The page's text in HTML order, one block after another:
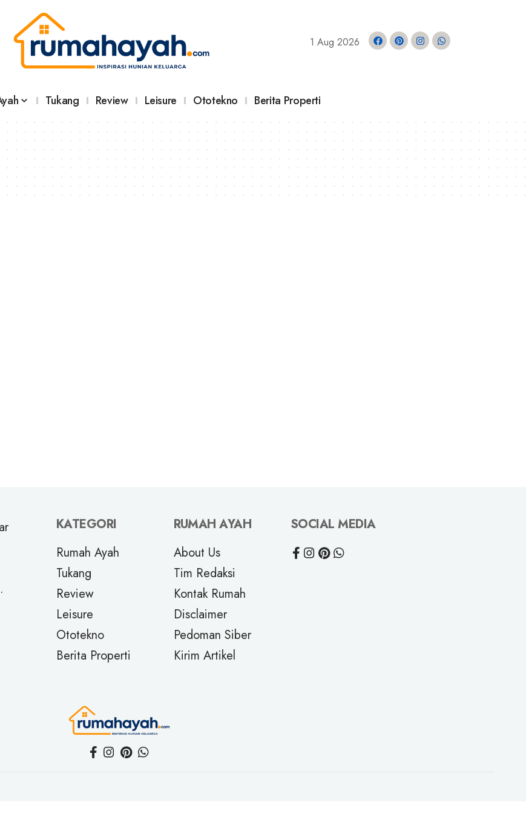
1 Aug 2026
Tukang Review Leisure Ototekno Berita Properti
KATEGORI
Rumah Ayah
Tukang
Review
Leisure
Ototekno
Berita Properti
RUMAH AYAH
About Us
Tim Redaksi
Kontak Rumah
Disclaimer
Pedoman Siber
Kirim Artikel
SOCIAL MEDIA